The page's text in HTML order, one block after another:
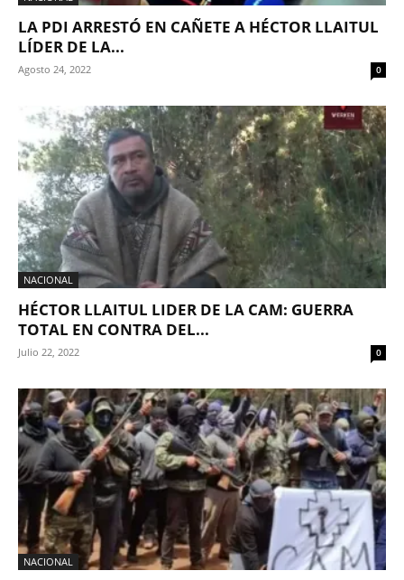
LA PDI ARRESTÓ EN CAÑETE A HÉCTOR LLAITUL
LÍDER DE LA...
Agosto 24, 2022 0
NACIONAL
HÉCTOR LLAITUL LIDER DE LA CAM: GUERRA
TOTAL EN CONTRA DEL...
Julio 22, 2022 0
NACIONAL